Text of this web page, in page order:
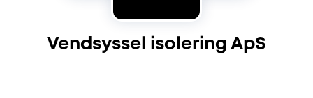
Vendsyssel isolering ApS